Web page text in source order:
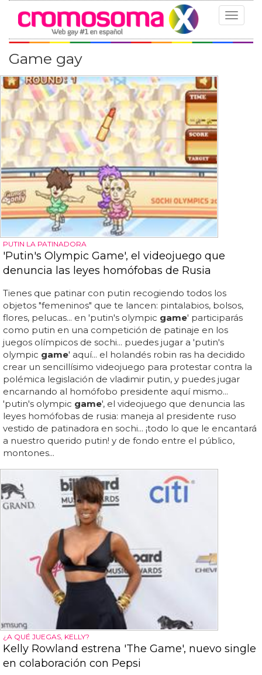
Toggle
Game gay
PUTIN LA PATINADORA
'Putin's Olympic Game', el videojuego que
denuncia las leyes homófobas de Rusia
Tienes que patinar con putin recogiendo todos los
objetos "femeninos" que te lancen: pintalabios, bolsos,
flores, pelucas... en 'putin's olympic game' participarás
como putin en una competición de patinaje en los
juegos olímpicos de sochi... puedes jugar a 'putin's
olympic game' aquí... el holandés robin ras ha decidido
crear un sencillísimo videojuego para protestar contra la
polémica legislación de vladimir putin, y puedes jugar
encarnando al homófobo presidente aquí mismo...
'putin's olympic game', el videojuego que denuncia las
leyes homófobas de rusia: maneja al presidente ruso
vestido de patinadora en sochi... ¡todo lo que le encantará
a nuestro querido putin! y de fondo entre el público,
montones...
¿A QUÉ JUEGAS, KELLY?
Kelly Rowland estrena 'The Game', nuevo single
en colaboración con Pepsi